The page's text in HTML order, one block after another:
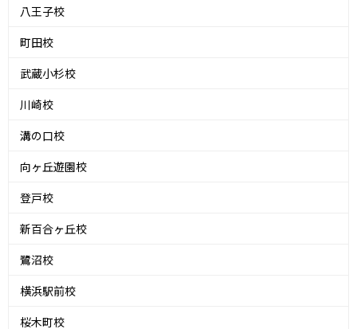
八王子校
町田校
武蔵小杉校
川崎校
溝の口校
向ヶ丘遊園校
登戸校
新百合ヶ丘校
鷺沼校
横浜駅前校
桜木町校